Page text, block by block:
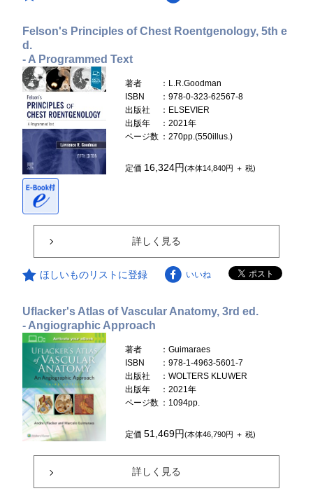
Felson's Principles of Chest Roentgenology, 5th e
d.
- A Programmed Text
著者
：L.R.Goodman
ISBN
：978-0-323-62567-8
出版社
：ELSEVIER
出版年
：2021年
ページ数 ：270pp.(550illus.)
定価 16,324円(本体14,840円 ＋ 税)
詳しく見る
ほしいものリストに登録 いいね
Uflacker's Atlas of Vascular Anatomy, 3rd ed.
- Angiographic Approach
著者
：Guimaraes
ISBN
：978-1-4963-5601-7
出版社
：WOLTERS KLUWER
出版年
：2021年
ページ数 ：1094pp.
定価51,469円(本体46,790円 ＋ 税)
詳しく見る